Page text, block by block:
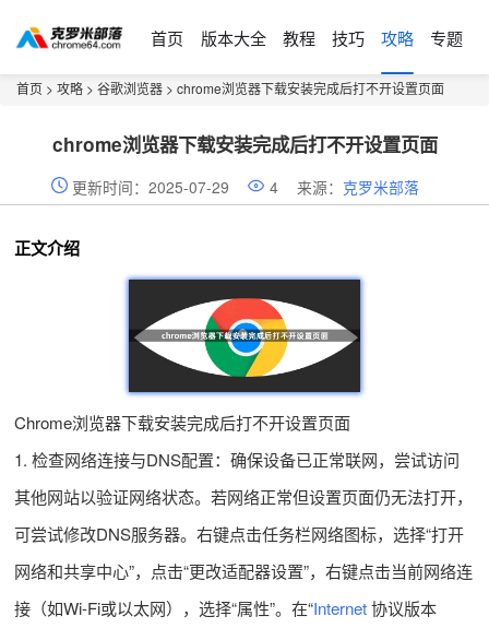
首页 版本大全 教程 技巧 攻略 专题
首页 > 攻略 > 谷歌浏览器 > chrome浏览器下载安装完成后打不开设置页面
chrome浏览器下载安装完成后打不开设置页面
更新时间：2025-07-29 4 来源： 克罗米部落
正文介绍
Chrome浏览器下载安装完成后打不开设置页面
1. 检查网络连接与DNS配置：确保设备已正常联网，尝试访问
其他网站以验证网络状态。若网络正常但设置页面仍无法打开，
可尝试修改DNS服务器。右键点击任务栏网络图标，选择“打开
网络和共享中心”，点击“更改适配器设置”，右键点击当前网络连
接（如Wi-Fi或以太网），选择“属性”。在“Internet协议版本